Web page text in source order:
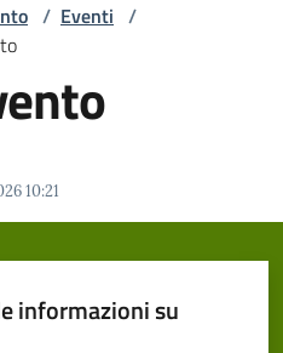
/ Eventi /
10:21
informazioni su